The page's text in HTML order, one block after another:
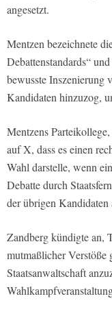
angesetzt.
Mentzen bezeichnete
Debattenstandards“
bewusste Inszenierung
Kandidaten hinzuzog,
Mentzens
auf X, dass es einen
Wahl darstelle, wenn
Debatte durch
der übrigen Kandidaten
Zandberg kündigte an,
mutmaßlicher Verstöße
Staatsanwaltschaft